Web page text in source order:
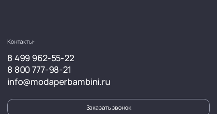
Контакты:
8 499 962-55-22
8 800 777-98-21
info@modaperbambini.ru
Заказать звонок